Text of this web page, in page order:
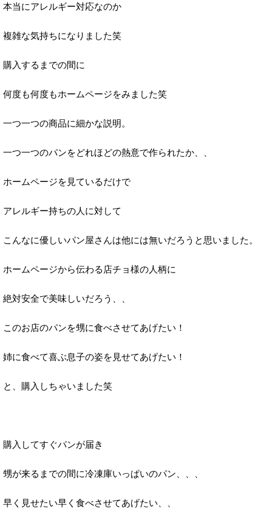
本当にアレルギー対応なのか
複雑な気持ちになりました笑
購入するまでの間に
何度も何度もホームページをみました笑
一つ一つの商品に細かな説明。
一つ一つのパンをどれほどの熱意で作られたか、、
ホームページを見ているだけで
アレルギー持ちの人に対して
こんなに優しいパン屋さんは他には無いだろうと思いました。
ホームページから伝わる店チョ様の人柄に
絶対安全で美味しいだろう、、
このお店のパンを甥に食べさせてあげたい！
姉に食べて喜ぶ息子の姿を見せてあげたい！
と、購入しちゃいました笑
購入してすぐパンが届き
甥が来るまでの間に冷凍庫いっぱいのパン、、、
早く見せたい早く食べさせてあげたい、、